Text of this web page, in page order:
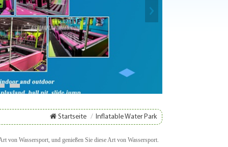
9
Startseite / Inflatable Water Park
von Wassersport, und genießen Sie diese Art von Wassersport.